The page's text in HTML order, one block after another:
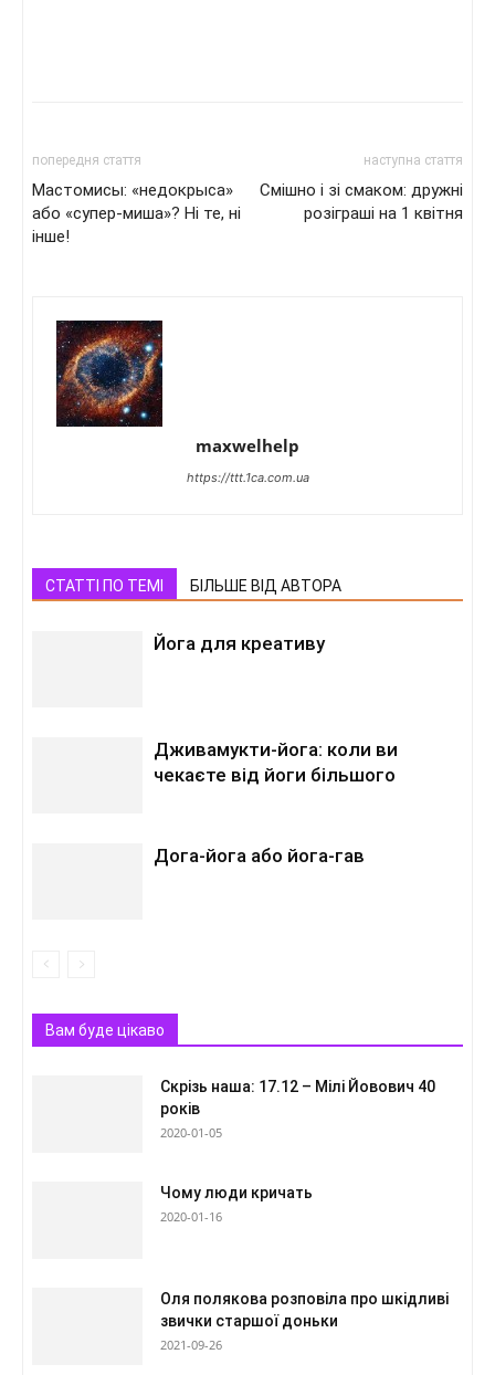
попередня стаття
Мастомисы: «недокрыса»
або «супер-миша»? Ні те, ні
інше!
наступна стаття
Смішно і зі смаком: дружні
розіграші на 1 квітня
maxwelhelp
https://ttt.1ca.com.ua
СТАТТІ ПО ТЕМІ БІЛЬШЕ ВІД АВТОРА
Йога для креативу
Дживамукти-йога: коли ви
чекаєте від йоги більшого
Дога-йога або йога-гав
Вам буде цікаво
Скрізь наша: 17.12 – Мілі Йовович 40
років
2020-01-05
Чому люди кричать
2020-01-16
Оля полякова розповіла про шкідливі
звички старшої доньки
2021-09-26